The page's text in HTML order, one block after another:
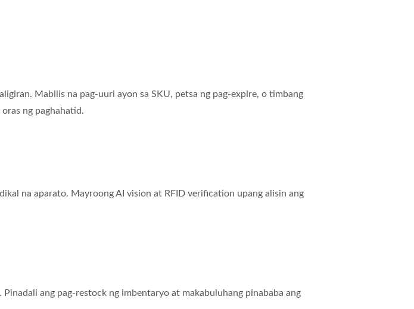
Mabilis na pag-uuri ayon sa SKU, petsa ng pag-expire, o timbang
ng paghahatid.
aparato. Mayroong AI vision at RFID verification upang alisin ang
ang pag-restock ng imbentaryo at makabuluhang pinababa ang